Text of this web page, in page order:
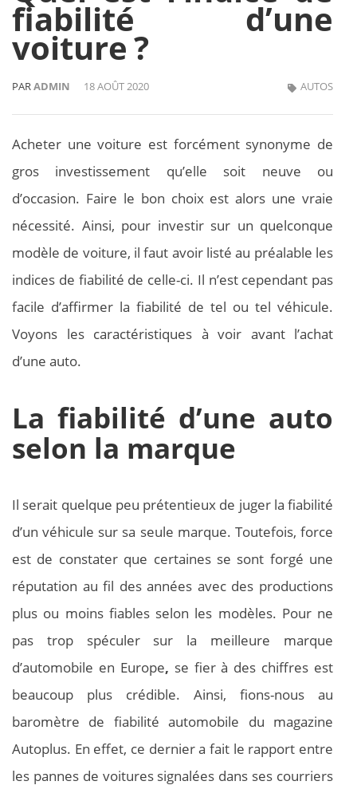
fiabilité d’une
voiture ?
PARADMIN 18 AOÛT 2020 AUTOS
Acheter une voiture est forcément synonyme de
gros investissement qu’elle soit neuve ou
d’occasion. Faire le bon choix est alors une vraie
nécessité. Ainsi, pour investir sur un quelconque
modèle de voiture, il faut avoir listé au préalable les
indices de fiabilité de celle-ci. Il n’est cependant pas
facile d’affirmer la fiabilité de tel ou tel véhicule.
Voyons les caractéristiques à voir avant l’achat
d’une auto.
La fiabilité d’une auto
selon la marque
Il serait quelque peu prétentieux de juger la fiabilité
d’un véhicule sur sa seule marque. Toutefois, force
est de constater que certaines se sont forgé une
réputation au fil des années avec des productions
plus ou moins fiables selon les modèles. Pour ne
pas trop spéculer sur la meilleure marque
d’automobile en Europe, se fier à des chiffres est
beaucoup plus crédible. Ainsi, fions-nous au
baromètre de fiabilité automobile du magazine
Autoplus. En effet, ce dernier a fait le rapport entre
les pannes de voitures signalées dans ses courriers